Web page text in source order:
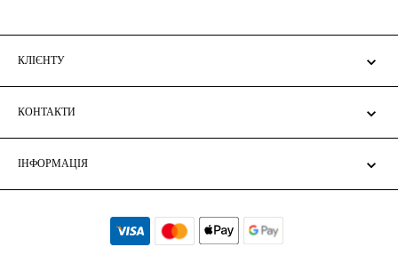
КЛІЄНТУ
КОНТАКТИ
ІНФОРМАЦІЯ